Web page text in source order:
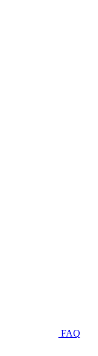
FAQ